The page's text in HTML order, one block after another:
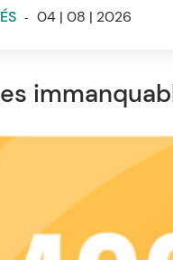
- 04 | 08 | 2026